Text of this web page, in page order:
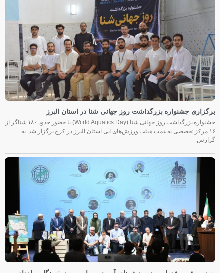
برگزاری جشنواره بزرگداشت روز جهانی شنا در استان البرز
جشنواره بزرگداشت روز جهانی شنا (World Aquatics Day) با حضور حدود ۱۸۰ شناگر از
۱۶ مرکز تخصصی به همت هیئت ورزش‌های آبی استان البرز در کرج برگزار شد. به
گزارش